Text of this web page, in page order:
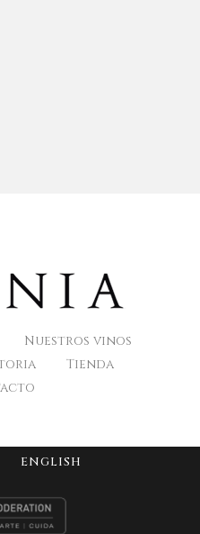
Nuestros vinos
Tienda
ENGLISH